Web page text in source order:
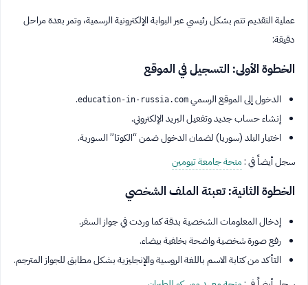
عملية التقديم تتم بشكل رئيسي عبر البوابة الإلكترونية الرسمية، وتمر بعدة مراحل
دقيقة:
الخطوة الأولى: التسجيل في الموقع
الدخول إلى الموقع الرسمي education-in-russia.com
.
إنشاء حساب جديد وتفعيل البريد الإلكتروني.
اختيار البلد (سوريا) لضمان الدخول ضمن “الكوتا” السورية.
سجل أيضاً في :منحة جامعة تيومين
الخطوة الثانية: تعبئة الملف الشخصي
إدخال المعلومات الشخصية بدقة كما وردت في جواز السفر.
رفع صورة شخصية واضحة بخلفية بيضاء.
التأكد من كتابة الاسم باللغة الروسية والإنجليزية بشكل مطابق للجواز المترجم.